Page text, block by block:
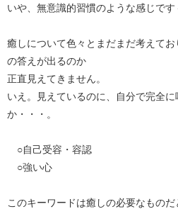
いや、無意識的習慣のような感じです
癒しについて色々とまだまだ考えて
の答えが出るのか
正直見えてきません。
いえ。見えているのに、自分で完全
か・・・。
○自己受容・容認
○強い心
このキーワードは癒しの必要なもの